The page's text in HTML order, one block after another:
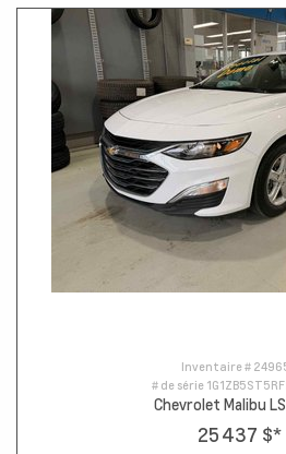
Inventaire #
# de série
Chevrolet Malibu
25 437 $*